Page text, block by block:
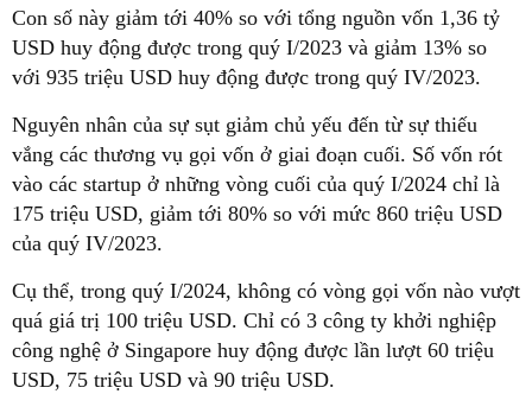
Con số này giảm tới 40% so với tổng nguồn vốn 1,36 tỷ
USD huy động được trong quý I/2023 và giảm 13% so
với 935 triệu USD huy động được trong quý IV/2023.
Nguyên nhân của sự sụt giảm chủ yếu đến từ sự thiếu
vắng các thương vụ gọi vốn ở giai đoạn cuối. Số vốn rót
vào các startup ở những vòng cuối của quý I/2024 chỉ là
175 triệu USD, giảm tới 80% so với mức 860 triệu USD
của quý IV/2023.
Cụ thể, trong quý I/2024, không có vòng gọi vốn nào vượt
quá giá trị 100 triệu USD. Chỉ có 3 công ty khởi nghiệp
công nghệ ở Singapore huy động được lần lượt 60 triệu
USD, 75 triệu USD và 90 triệu USD.